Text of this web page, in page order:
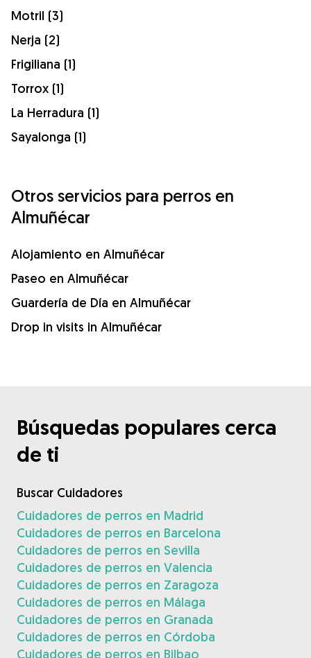
Motril (3)
Nerja (2)
Frigiliana (1)
Torrox (1)
La Herradura (1)
Sayalonga (1)
Otros servicios para perros en
Almuñécar
Alojamiento en Almuñécar
Paseo en Almuñécar
Guardería de Día en Almuñécar
Drop in visits in Almuñécar
Búsquedas populares cerca
de ti
Buscar Cuidadores
Cuidadores de perros en Madrid
Cuidadores de perros en Barcelona
Cuidadores de perros en Sevilla
Cuidadores de perros en Valencia
Cuidadores de perros en Zaragoza
Cuidadores de perros en Málaga
Cuidadores de perros en Granada
Cuidadores de perros en Córdoba
Cuidadores de perros en Bilbao